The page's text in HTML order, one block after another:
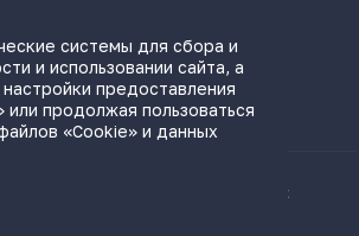
Политика о персональных
системы для сбора и
и использовании сайта, а
предоставления
продолжая пользоваться
«Cookie» и данных